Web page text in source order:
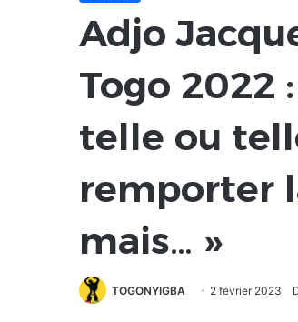
Adjo
Togo 2022
telle ou
remporter
mais… »
TOGONYIGBA 2 février 2023